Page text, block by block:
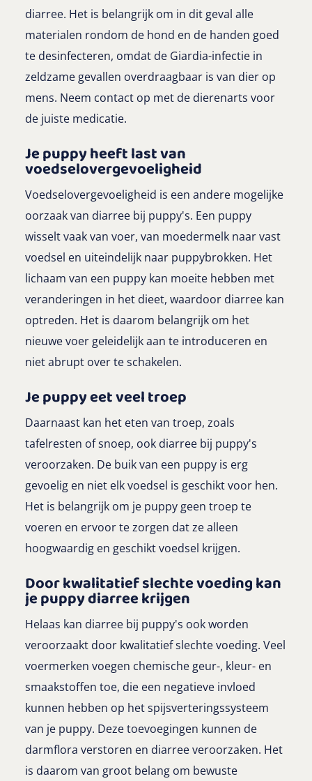
diarree. Het is belangrijk om in dit geval alle
materialen rondom de hond en de handen goed
te desinfecteren, omdat de Giardia-infectie in
zeldzame gevallen overdraagbaar is van dier op
mens. Neem contact op met de dierenarts voor
de juiste medicatie.
Je puppy heeft last van
voedselovergevoeligheid
Voedselovergevoeligheid is een andere mogelijke
oorzaak van diarree bij puppy's. Een puppy
wisselt vaak van voer, van moedermelk naar vast
voedsel en uiteindelijk naar puppybrokken. Het
lichaam van een puppy kan moeite hebben met
veranderingen in het dieet, waardoor diarree kan
optreden. Het is daarom belangrijk om het
nieuwe voer geleidelijk aan te introduceren en
niet abrupt over te schakelen.
Je puppy eet veel troep
Daarnaast kan het eten van troep, zoals
tafelresten of snoep, ook diarree bij puppy's
veroorzaken. De buik van een puppy is erg
gevoelig en niet elk voedsel is geschikt voor hen.
Het is belangrijk om je puppy geen troep te
voeren en ervoor te zorgen dat ze alleen
hoogwaardig en geschikt voedsel krijgen.
Door kwalitatief slechte voeding kan
je puppy diarree krijgen
Helaas kan diarree bij puppy's ook worden
veroorzaakt door kwalitatief slechte voeding. Veel
voermerken voegen chemische geur-, kleur- en
smaakstoffen toe, die een negatieve invloed
kunnen hebben op het spijsverteringssysteem
van je puppy. Deze toevoegingen kunnen de
darmflora verstoren en diarree veroorzaken. Het
is daarom van groot belang om bewuste